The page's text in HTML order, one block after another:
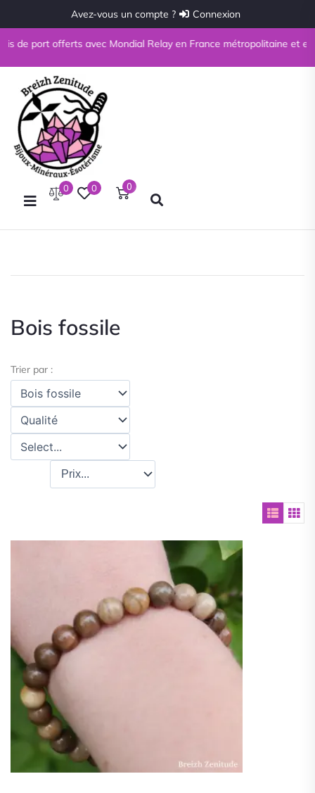
Avez-vous un compte ? Connexion
de port offerts avec Mondial Relay en France métropolitaine et en
0 0 0
Bois fossile
Trier par :